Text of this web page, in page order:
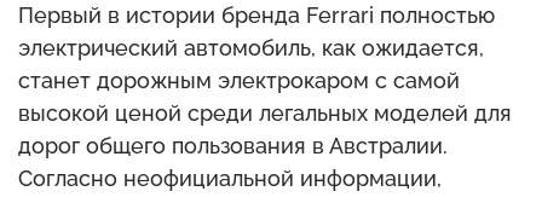
Первый в истории бренда Ferrari полностью
электрический автомобиль, как ожидается,
станет дорожным электрокаром с самой
высокой ценой среди легальных моделей для
дорог общего пользования в Австралии.
Согласно неофициальной информации,